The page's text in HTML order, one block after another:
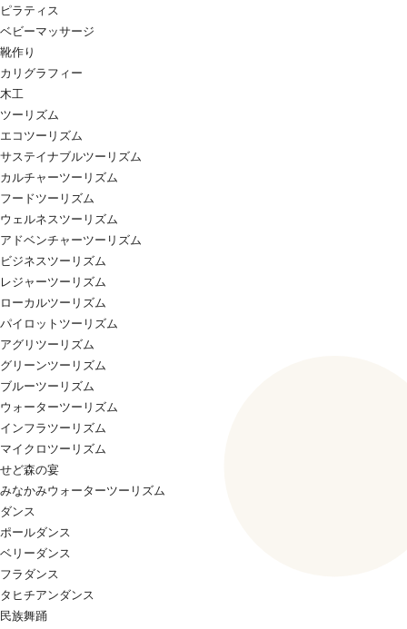
ピラティス
ベビーマッサージ
靴作り
カリグラフィー
木工
ツーリズム
エコツーリズム
サステイナブルツーリズム
カルチャーツーリズム
フードツーリズム
ウェルネスツーリズム
アドベンチャーツーリズム
ビジネスツーリズム
レジャーツーリズム
ローカルツーリズム
パイロットツーリズム
アグリツーリズム
グリーンツーリズム
ブルーツーリズム
ウォーターツーリズム
インフラツーリズム
マイクロツーリズム
せど森の宴
みなかみウォーターツーリズム
ダンス
ポールダンス
ベリーダンス
フラダンス
タヒチアンダンス
民族舞踊